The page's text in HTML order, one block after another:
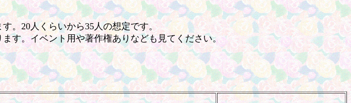
。20人くらいから35人の想定です。
す。イベント用や著作権ありなども見てください。